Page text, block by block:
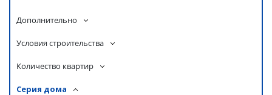
Дополнительно
Условия строительства
Количество квартир
Серия дома